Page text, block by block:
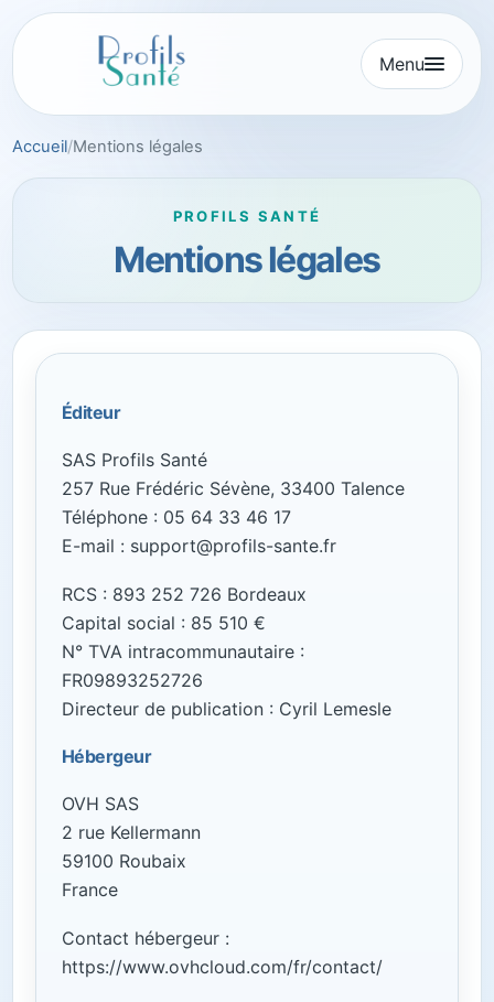
Aller
au
Menu
Accueil Mentions légales
PROFILS SANTÉ
Mentions légales
Éditeur
SAS Profils Santé
257 Rue Frédéric Sévène, 33400 Talence
Téléphone : 05 64 33 46 17
E-mail : support@profils-sante.fr
RCS : 893 252 726 Bordeaux
Capital social : 85 510 €
N° TVA intracommunautaire :
FR09893252726
Directeur de publication : Cyril Lemesle
Hébergeur
OVH SAS
2 rue Kellermann
59100 Roubaix
France
Contact hébergeur :
https://www.ovhcloud.com/fr/contact/